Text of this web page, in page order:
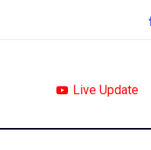
Live Update